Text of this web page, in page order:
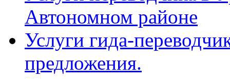
Автономном районе
Услуги гида-
предложения.